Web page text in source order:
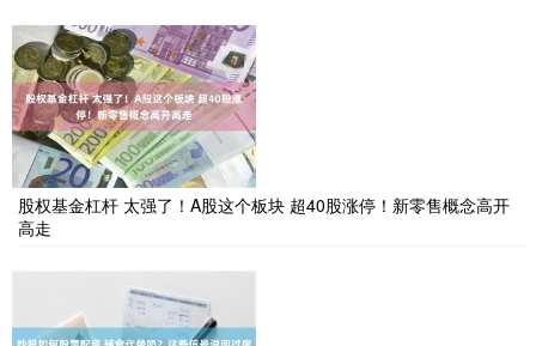
股权基金杠杆 太强了！A股这个板块 超40股涨停！新零售概念高开
高走